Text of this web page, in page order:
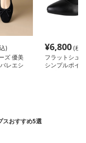
)
ズ 優美
レエシ
¥6,800(税
フラットシュ
シンプルポイ
スおすすめ5選